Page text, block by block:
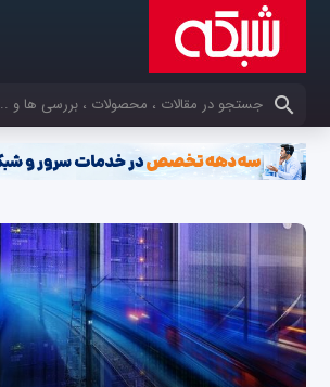
کلمات کلیدی خود را وارد کنید